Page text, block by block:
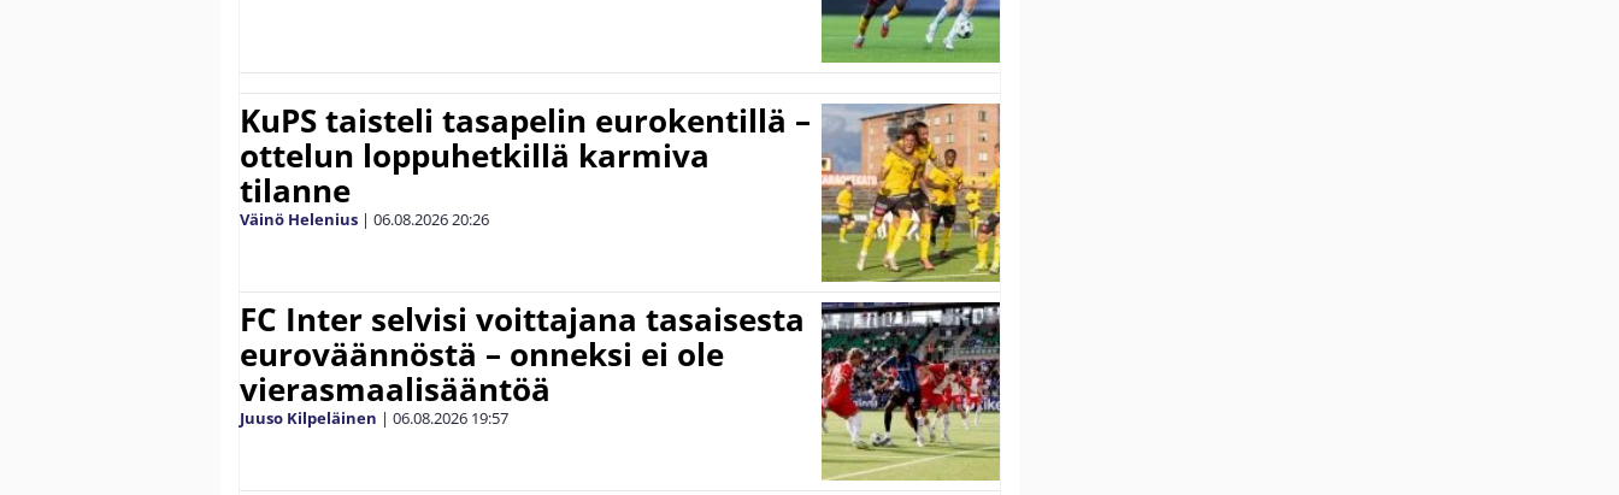
KuPS taisteli tasapelin eurokentillä –
ottelun loppuhetkillä karmiva
tilanne
Väinö Helenius | 06.08.202620:26
FC Inter selvisi voittajana tasaisesta
euroväännöstä – onneksi ei ole
vierasmaalisääntöä
Juuso Kilpeläinen | 06.08.2026 19:57